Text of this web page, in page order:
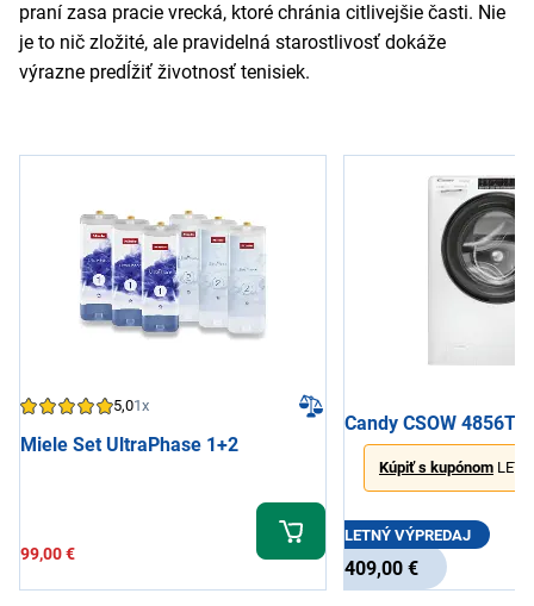
praní zasa pracie vrecká, ktoré chránia citlivejšie časti. Nie
je to nič zložité, ale pravidelná starostlivosť dokáže
výrazne predĺžiť životnosť tenisiek.
5,01x
Miele Set UltraPhase 1+2
99,00 €
Candy CSOW
Kúpiť s kupónom
LETNÝ VÝPREDAJ
409,00 €